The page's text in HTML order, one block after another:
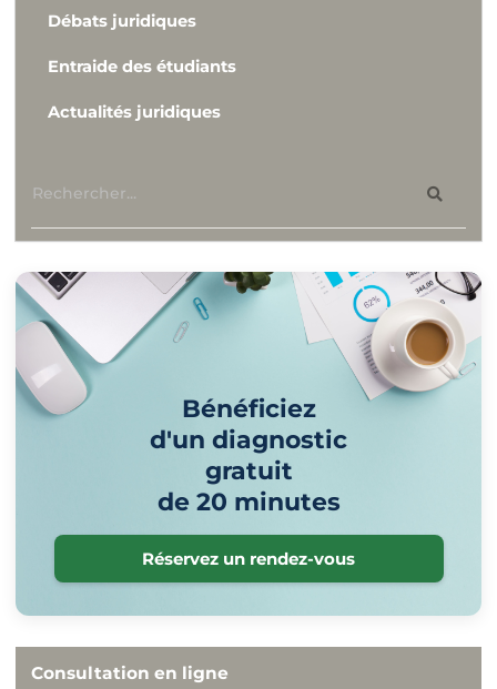
Débats juridiques
Entraide des étudiants
Actualités juridiques
Bénéficiez
d'un diagnostic
gratuit
de 20 minutes
Réservez un rendez-vous
Consultation en ligne